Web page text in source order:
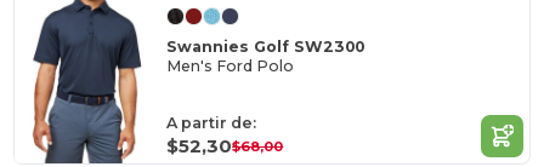
Swannies Golf SW2300
Men's Ford Polo
A partir de:
$52,30$68,00